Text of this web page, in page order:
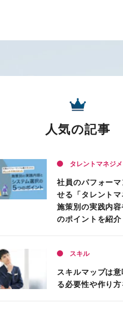
人気の記事
タレントマネジ
社員のパフォー
せる「タレント
施策別の実践内
のポイントを紹介
スキル
スキルマップは
る必要性や作り